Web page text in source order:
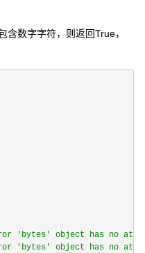
含数字字符，则返回True，
'bytes' object has no
'bytes' object has no